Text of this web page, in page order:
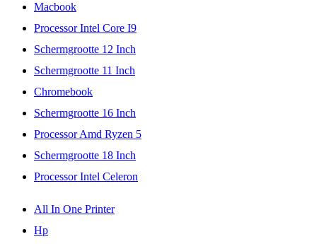
Macbook
Processor Intel Core I9
Schermgrootte 12 Inch
Schermgrootte 11 Inch
Chromebook
Schermgrootte 16 Inch
Processor Amd Ryzen 5
Schermgrootte 18 Inch
Processor Intel Celeron
All In One Printer
Hp